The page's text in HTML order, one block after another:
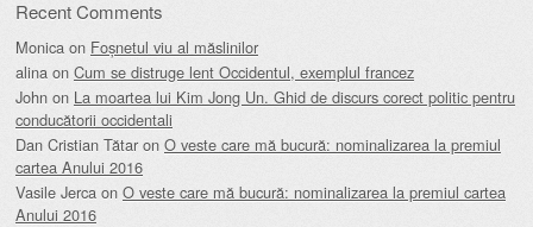
Recent Comments
Monica on Foșnetul viu al măslinilor
alina on Cum se distruge lent Occidentul, exemplul francez
John on La moartea lui Kim Jong Un. Ghid de discurs corect politic pentru
conducătorii occidentali
Dan Cristian Tătar on O veste care mă bucură: nominalizarea la premiul
cartea Anului 2016
Vasile Jerca on O veste care mă bucură: nominalizarea la premiul cartea
Anului 2016